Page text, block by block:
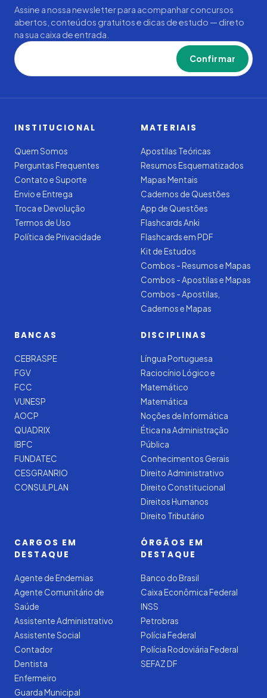
Assine a nossa newsletter para acompanhar concursos
abertos, conteúdos gratuitos e dicas de estudo — direto
na sua caixa de entrada.
Confirmar
INSTITUCIONAL
Quem Somos
Perguntas Frequentes
Contato e Suporte
Envio e Entrega
Troca e Devolução
Termos de Uso
Política de Privacidade
MATERIAIS
Apostilas Teóricas
Resumos Esquematizados
Mapas Mentais
Cadernos de Questões
App de Questões
Flashcards Anki
Flashcards em PDF
Kit de Estudos
Combos - Resumos e Mapas
Combos - Apostilas e Mapas
Combos - Apostilas,
Cadernos e Mapas
BANCAS
CEBRASPE
FGV
FCC
VUNESP
AOCP
QUADRIX
IBFC
FUNDATEC
CESGRANRIO
CONSULPLAN
DISCIPLINAS
Língua Portuguesa
Raciocínio Lógico e
Matemático
Matemática
Noções de Informática
Ética na Administração
Pública
Conhecimentos Gerais
Direito Administrativo
Direito Constitucional
Direitos Humanos
Direito Tributário
CARGOS EM
DESTAQUE
Agente de Endemias
Agente Comunitário de
Saúde
Assistente Administrativo
Assistente Social
Contador
Dentista
Enfermeiro
Guarda Municipal
ÓRGÃOS EM
DESTAQUE
Banco do Brasil
Caixa Econômica Federal
INSS
Petrobras
Polícia Federal
Polícia Rodoviária Federal
SEFAZ DF